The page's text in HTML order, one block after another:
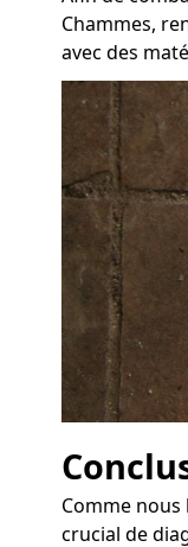
Chammes,
avec des
Comme
crucial de